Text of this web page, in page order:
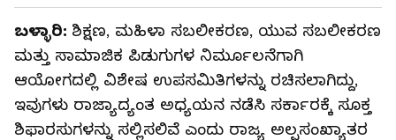
ಬಳ್ಳಾರಿ: ಶಿಕ್ಷಣ, ಮಹಿಳಾ ಸಬಲೀಕರಣ, ಯುವ ಸಬಲೀಕರಣ
ಮತ್ತು ಸಾಮಾಜಿಕ ಪಿಡುಗುಗಳ ನಿರ್ಮೂಲನೆಗಾಗಿ
ಆಯೋಗದಲ್ಲಿ ವಿಶೇಷ ಉಪಸಮಿತಿಗಳನ್ನು ರಚಿಸಲಾಗಿದ್ದು,
ಇವುಗಳು ರಾಜ್ಯಾದ್ಯಂತ ಅಧ್ಯಯನ ನಡೆಸಿ ಸರ್ಕಾರಕ್ಕೆ ಸೂಕ್ತ
ಶಿಫಾರಸುಗಳನ್ನು ಸಲ್ಲಿಸಲಿವೆ ಎಂದು ರಾಜ್ಯ ಅಲ್ಪಸಂಖ್ಯಾತರ